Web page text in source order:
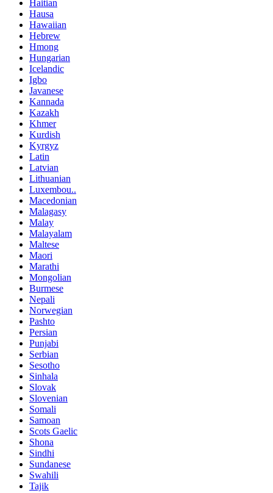
Haitian
Hausa
Hawaiian
Hebrew
Hmong
Hungarian
Icelandic
Igbo
Javanese
Kannada
Kazakh
Khmer
Kurdish
Kyrgyz
Latin
Latvian
Lithuanian
Luxembou..
Macedonian
Malagasy
Malay
Malayalam
Maltese
Maori
Marathi
Mongolian
Burmese
Nepali
Norwegian
Pashto
Persian
Punjabi
Serbian
Sesotho
Sinhala
Slovak
Slovenian
Somali
Samoan
Scots Gaelic
Shona
Sindhi
Sundanese
Swahili
Tajik